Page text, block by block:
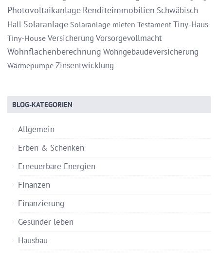
Photovoltaikanlage Renditeimmobilien Schwäbisch
Hall Solaranlage Solaranlage mieten TestamentTiny-Haus
Tiny-HouseVersicherung Vorsorgevollmacht
Wohnflächenberechnung Wohngebäudeversicherung
WärmepumpeZinsentwicklung
BLOG-KATEGORIEN
Allgemein
Erben & Schenken
Erneuerbare Energien
Finanzen
Finanzierung
Gesünder leben
Hausbau